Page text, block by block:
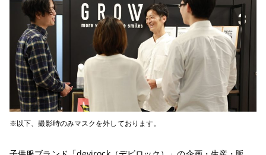
※以下、撮影時のみマスクを外しております。